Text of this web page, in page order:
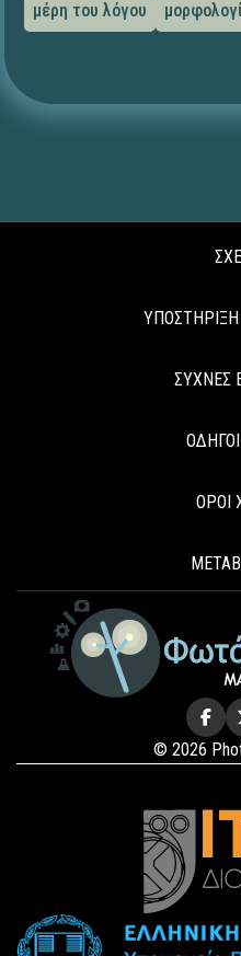
μέρη του λόγου
ΥΠΟΣΤΗΡΙΞΗ
ΣΥΧΝΕΣ
ΟΡΟΙ
© 2026